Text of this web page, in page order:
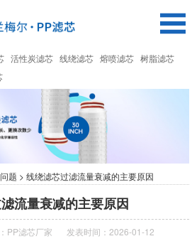
活性炭滤芯 线绕滤芯 熔喷滤芯 树脂滤芯
题 > 线绕滤芯过滤流量衰减的主要原因
流量衰减的主要原因
PP滤芯厂家 发表时间：2026-01-12